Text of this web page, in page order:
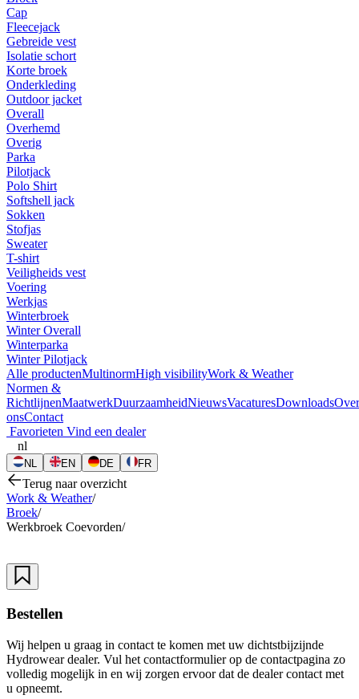
Cap
Fleecejack
Gebreide vest
Isolatie schort
Korte broek
Onderkleding
Outdoor jacket
Overall
Overhemd
Overig
Parka
Pilotjack
Polo Shirt
Softshell jack
Sokken
Stofjas
Sweater
T-shirt
Veiligheids vest
Voering
Werkjas
Winterbroek
Winter Overall
Winterparka
Winter Pilotjack
Alle productenMultinormHigh visibilityWork & Weather
Normen &
RichtlijnenMaatwerkDuurzaamheidNieuwsVacaturesDownloadsOver
onsContact
Favorieten Vind een dealer
nl
NL EN DE FR
Terug naar overzicht
Work & Weather/
Broek/
Werkbroek Coevorden/
Bestellen
Wij helpen u graag in contact te komen met uw dichtstbijzijnde
Hydrowear dealer. Vul het contactformulier op de contactpagina zo
volledig mogelijk in en wij zorgen ervoor dat de dealer contact met
u opneemt.